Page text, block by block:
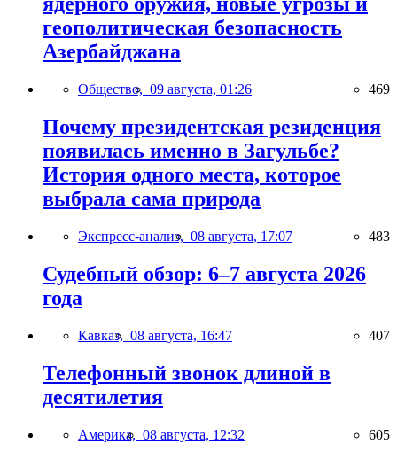
геополитическая безопасность
Азербайджана
Общество, 09 августа, 01:26 469
Почему президентская резиденция
появилась именно в Загульбе?
История одного места, которое
выбрала сама природа
Экспресс-анализ, 08 августа, 17:07 483
Судебный обзор: 6–7 августа 2026
года
Кавказ, 08 августа, 16:47 407
Телефонный звонок длиной в
десятилетия
Америка, 08 августа, 12:32 605